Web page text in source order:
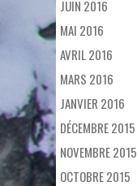
JUIN 2016
MAI 2016
AVRIL 2016
MARS 2016
JANVIER 2016
DÉCEMBRE 2015
NOVEMBRE 2015
OCTOBRE 2015